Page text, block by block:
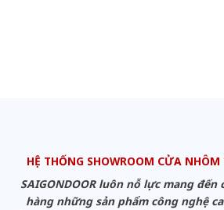
HỆ THỐNG SHOWROOM CỬA
SAIGONDOOR luôn nỗ lực mang
hàng những sản phẩm công nghệ